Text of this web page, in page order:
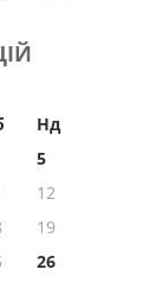
Нд
5
12
19
26